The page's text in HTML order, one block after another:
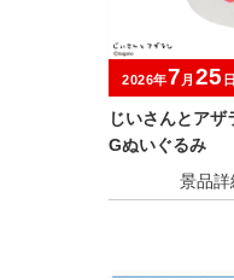
じいさんとア
Gぬいぐるみ
2026年7 月 25